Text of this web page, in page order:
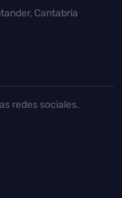
Cantabria
redes sociales.